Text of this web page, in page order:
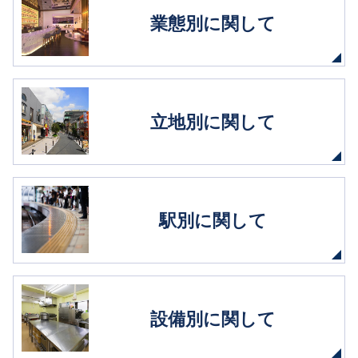
業態別に関して
立地別に関して
駅別に関して
設備別に関して